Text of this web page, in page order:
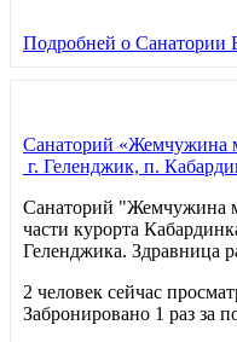
Подробней о Санатории
Санаторий «Жемчужина
г. Геленджик, п.
Санаторий "Жемчужина
части курорта
Геленджика. Здравница
2 человек сейчас
Забронировано 1 раз за